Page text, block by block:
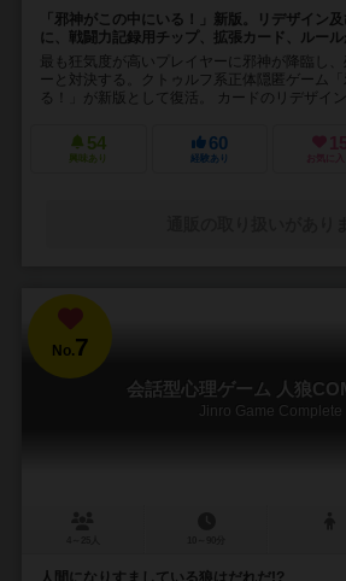
「邪神がこの中にいる！」新版。リデザイン
に、戦闘力記録用チップ、拡張カード、ルール
最も狂気度が高いプレイヤーに邪神が降臨し
ーと対決する。クトゥルフ系正体隠匿ゲーム
る！」が新版として復活。 カードのリデザイ
54
興味あり
60
経験あり
15
お気に入
No.7
会話型心理ゲーム 人狼
Jinro Game Complete
人間になりすましている狼はだれだ!?